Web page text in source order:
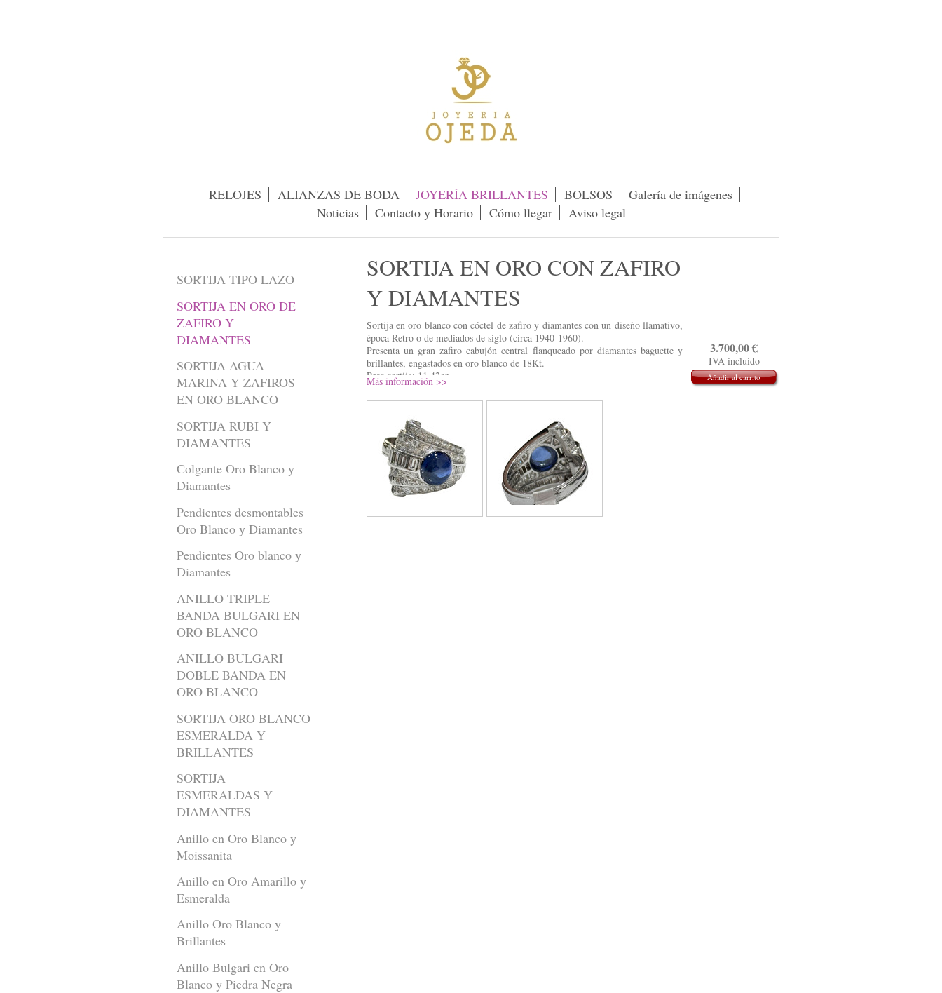
RELOJES ALIANZAS DE BODA JOYERÍA BRILLANTES BOLSOS
Galería de imágenes
Noticias
Contacto y Horario Cómo llegar Aviso legal
3.700,00€
IVA incluido
Añadir al carrito
SORTIJA EN ORO CON ZAFIRO
Y DIAMANTES
Sortija en oro blanco con cóctel de zafiro y diamantes con un diseño llamativo,
época Retro o de mediados de siglo (circa 1940-1960).
Presenta un gran zafiro cabujón central flanqueado por diamantes baguette y
brillantes, engastados en oro blanco de 18Kt.
Peso sortija: 11,42gr.
Precio: 3.700€
Más información >>
SORTIJA TIPO LAZO
SORTIJA EN ORO DE
ZAFIRO Y
DIAMANTES
SORTIJA AGUA
MARINA Y ZAFIROS
EN ORO BLANCO
SORTIJA RUBI Y
DIAMANTES
Colgante Oro Blanco y
Diamantes
Pendientes desmontables
Oro Blanco y Diamantes
Pendientes Oro blanco y
Diamantes
ANILLO TRIPLE
BANDA BULGARI EN
ORO BLANCO
ANILLO BULGARI
DOBLE BANDA EN
ORO BLANCO
SORTIJA ORO BLANCO
ESMERALDA Y
BRILLANTES
SORTIJA
ESMERALDAS Y
DIAMANTES
Anillo en Oro Blanco y
Moissanita
Anillo en Oro Amarillo y
Esmeralda
Anillo Oro Blanco y
Brillantes
Anillo Bulgari en Oro
Blanco y Piedra Negra